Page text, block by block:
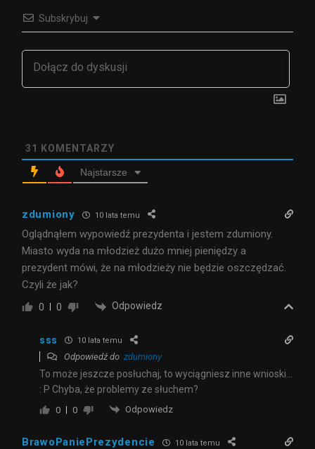
Subskrybuj
31 KOMENTARZY
Najstarsze
zdumiony 10 lata temu
Oglądnąłem wypowiedź prezydenta i jestem zdumiony.
Miasto wyda na młodzież dużo mniej pieniędzy a
prezydent mówi, że na młodzieży nie będzie oszczędzać.
Czyli że jak?
0 0 Odpowiedz
sss 10 lata temu
Odpowiedź do zdumiony
To może jeszcze posłuchaj, to wyciągniesz inne wnioski…
: P Chyba, że problemy ze słuchem?
0 0 Odpowiedz
BrawoPaniePrezydencie 10 lata temu